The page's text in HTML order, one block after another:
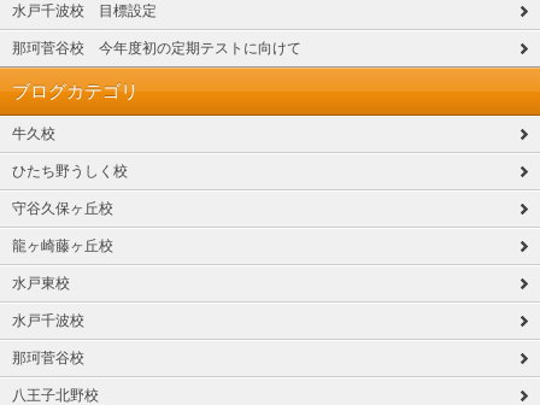
水戸千波校 目標設定
那珂菅谷校 今年度初の定期テストに向けて
ブログカテゴリ
牛久校
ひたち野うしく校
守谷久保ヶ丘校
龍ヶ崎藤ヶ丘校
水戸東校
水戸千波校
那珂菅谷校
八王子北野校